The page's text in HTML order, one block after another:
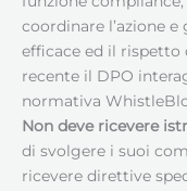
coordinare l’azione
efficace ed il
recente il DPO
normativa
Non deve ricevere
di svolgere i suoi
ricevere direttive